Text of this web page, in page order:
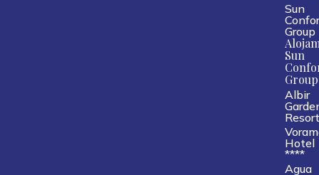
Sun
Group
Sun
Group
Albir
Resort
Hotel
****
Agua